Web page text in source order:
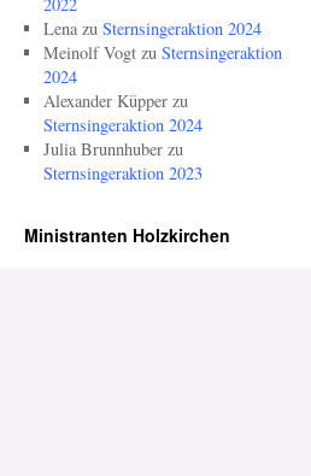
Lenazu Sternsingeraktion 2024
Meinolf Vogtzu Sternsingeraktion
2024
Alexander Küpperzu
Sternsingeraktion 2024
Julia Brunnhuberzu
Sternsingeraktion 2023
Ministranten Holzkirchen